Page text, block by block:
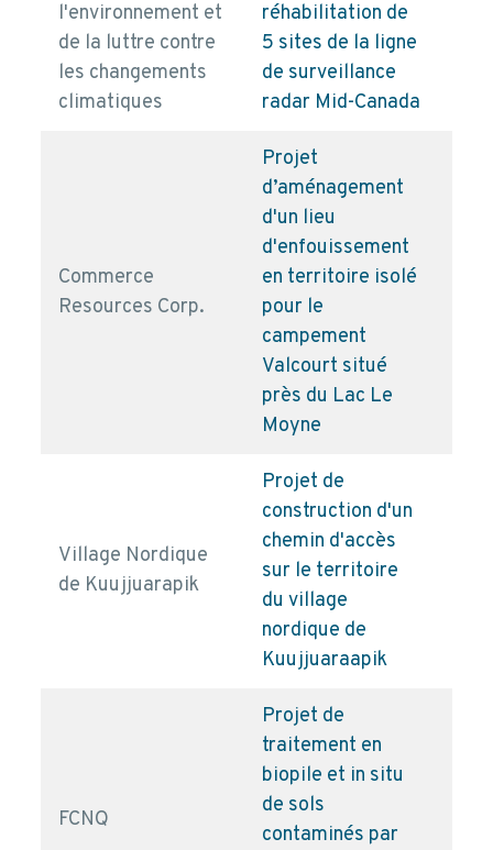
l'environnement et
de la luttre contre
les changements
climatiques
réhabilitation de
5 sites de la ligne
de surveillance
radar Mid-Canada
Commerce
Resources Corp.
Projet
d’aménagement
d'un lieu
d'enfouissement
en territoire isolé
pour le
campement
Valcourt situé
près du Lac Le
Moyne
Village Nordique
de Kuujjuarapik
Projet de
construction d'un
chemin d'accès
sur le territoire
du village
nordique de
Kuujjuaraapik
FCNQ
Projet de
traitement en
biopile et in situ
de sols
contaminés par